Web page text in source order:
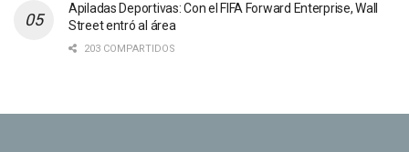
Apiladas Deportivas: Con el FIFA Forward Enterprise, Wall
Street entró al área
203 COMPARTIDOS